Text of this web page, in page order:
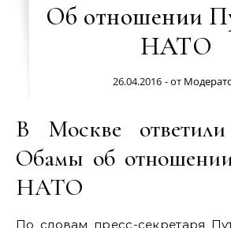
Об отношении
НАТО
26.04.2016 - от
В Москве
Обамы об
НАТО
По словам пресс-секретаря